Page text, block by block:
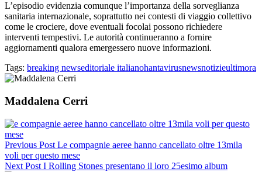
L’episodio evidenzia comunque l’importanza della sorveglianza
sanitaria internazionale, soprattutto nei contesti di viaggio collettivo
come le crociere, dove eventuali focolai possono richiedere
interventi tempestivi. Le autorità continueranno a fornire
aggiornamenti qualora emergessero nuove informazioni.
Tags: breaking newseditoriale italianohantavirusnewsnotizieultimora
Maddalena Cerri
Previous Post Le compagnie aeree hanno cancellato oltre 13mila
voli per questo mese
Next Post I Rolling Stones presentano il loro 25esimo album